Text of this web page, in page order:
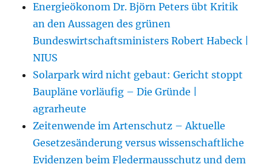
Energieökonom Dr. Björn Peters übt Kritik
an den Aussagen des grünen
Bundeswirtschaftsministers Robert Habeck |
NIUS
Solarpark wird nicht gebaut: Gericht stoppt
Baupläne vorläufig – Die Gründe |
agrarheute
Zeitenwende im Artenschutz – Aktuelle
Gesetzesänderung versus wissenschaftliche
Evidenzen beim Fledermausschutz und dem